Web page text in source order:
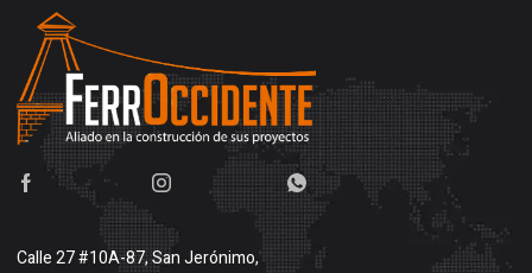
Calle 27 #10A-87, San Jerónimo,